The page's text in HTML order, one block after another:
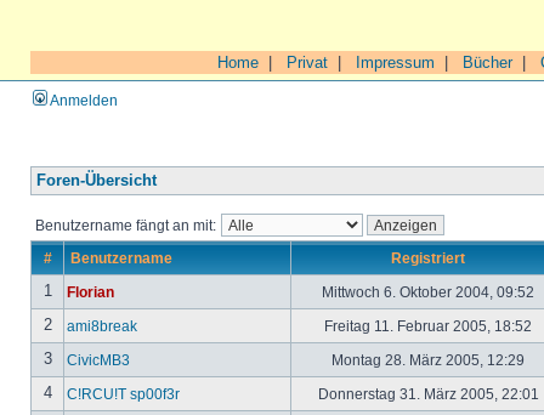
Home Privat Impressum Bücher|
Anmelden
Foren-Übersicht
Benutzername fängt an mit:
# Benutzername Registriert
1 Florian Mittwoch 6. Oktober 2004, 09:52
2 ami8break Freitag 11. Februar 2005, 18:52
3 CivicMB3 Montag 28. März 2005, 12:29
4 C!RCU!T sp00f3r Donnerstag 31. März 2005, 22:01